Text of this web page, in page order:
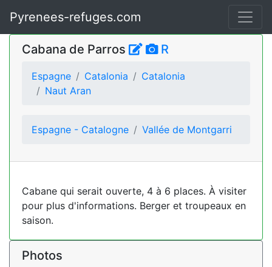
Pyrenees-refuges.com
Cabana de Parros R
Espagne Catalonia
Catalonia
Naut Aran
Espagne - Catalogne Vallée de Montgarri
Cabane qui serait ouverte, 4 à 6 places. À visiter
pour plus d'informations. Berger et troupeaux en
saison.
Photos